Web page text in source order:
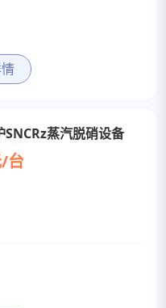
SNCRz蒸汽脱硝设备
台